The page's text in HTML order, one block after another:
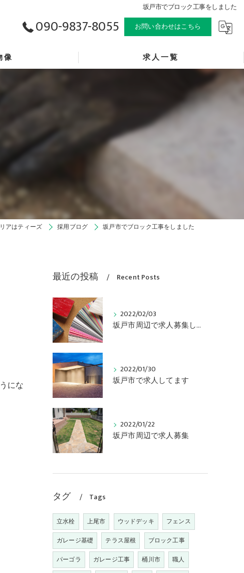
坂戸市でブロック工事をしました
090-9837-8055 お問い合わせはこちら
像 求人一覧
アはティーズ 採用ブログ 坂戸市でブロック工事をしました
にな
最近の投稿 Recent Posts
2022/02/03
坂戸市周辺で求人募集してます
2022/01/30
坂戸市で求人してます
2022/01/22
坂戸市周辺で求人募集
タグ Tags
立水栓 上尾市 ウッドデッキ
フェンス
ガレージ基礎
テラス屋根
ブロック工事
パーゴラ
ガレージ工事 桶川市
職人